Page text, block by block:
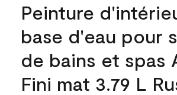
Peinture
base d'eau pour
de bains et spas
Fini mat 3.79 L